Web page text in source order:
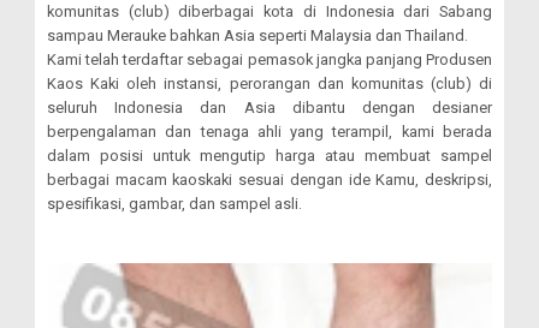
komunitas (club) diberbagai kota di Indonesia dari Sabang
sampau Merauke bahkan Asia seperti Malaysia dan Thailand.
Kami telah terdaftar sebagai pemasok jangka panjang Produsen
Kaos Kaki oleh instansi, perorangan dan komunitas (club) di
seluruh Indonesia dan Asia dibantu dengan desianer
berpengalaman dan tenaga ahli yang terampil, kami berada
dalam posisi untuk mengutip harga atau membuat sampel
berbagai macam kaoskaki sesuai dengan ide Kamu, deskripsi,
spesifikasi, gambar, dan sampel asli.